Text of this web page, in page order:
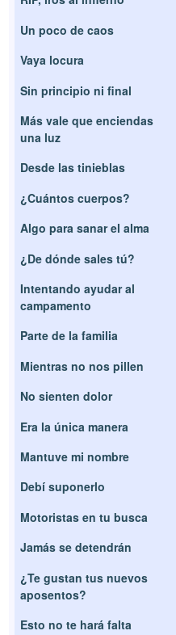
Un poco de caos
Vaya locura
Sin principio ni final
Más vale que enciendas
una luz
Desde las tinieblas
¿Cuántos cuerpos?
Algo para sanar el alma
¿De dónde sales tú?
Intentando ayudar al
campamento
Parte de la familia
Mientras no nos pillen
No sienten dolor
Era la única manera
Mantuve mi nombre
Debí suponerlo
Motoristas en tu busca
Jamás se detendrán
¿Te gustan tus nuevos
aposentos?
Esto no te hará falta